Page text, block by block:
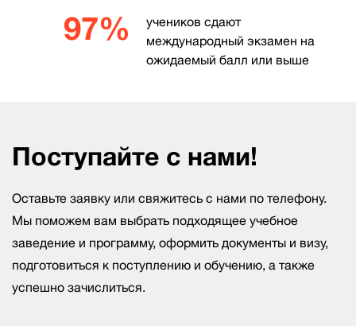
97%
учеников сдают
международный экзамен на
ожидаемый балл или выше
Поступайте с нами!
Оставьте заявку или свяжитесь с нами по телефону.
Мы поможем вам выбрать подходящее учебное
заведение и программу, оформить документы и визу,
подготовиться к поступлению и обучению, а также
успешно зачислиться.